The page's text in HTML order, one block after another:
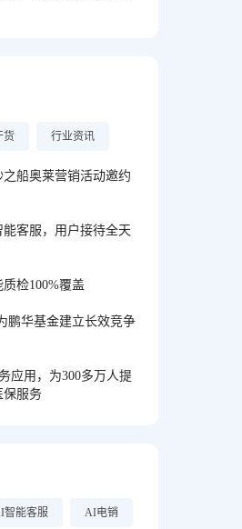
货 行业资讯
船奥莱营销活动邀约
客服，用户接待全天
检100%覆盖
鹏华基金建立长效竞争
应用，为300多万人提
保服务
智能客服 AI电销